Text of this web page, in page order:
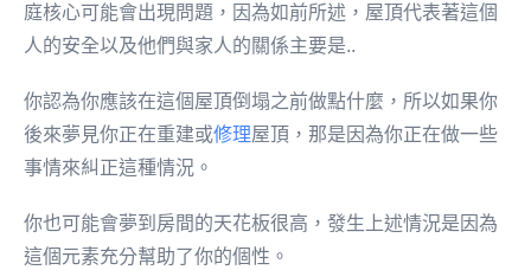
庭核心可能會出現問題，因為如前所述，屋頂代表著這個
人的安全以及他們與家人的關係主要是..
你認為你應該在這個屋頂倒塌之前做點什麼，所以如果你
後來夢見你正在重建或修理屋頂，那是因為你正在做一些
事情來糾正這種情況。
你也可能會夢到房間的天花板很高，發生上述情況是因為
這個元素充分幫助了你的個性。